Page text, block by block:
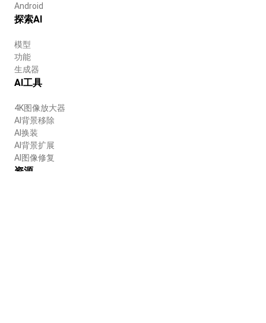
Android
探索AI
模型
功能
生成器
AI工具
4K图像放大器
AI背景移除
AI换装
AI背景扩展
AI图像修复
资源